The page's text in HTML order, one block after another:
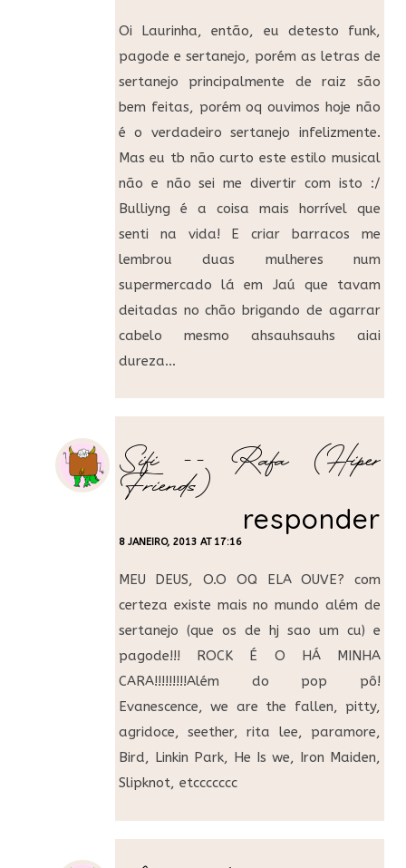
Oi Laurinha, então, eu detesto funk,
pagode e sertanejo, porém as letras de
sertanejo principalmente de raiz são
bem feitas, porém oq ouvimos hoje não
é o verdadeiro sertanejo infelizmente.
Mas eu tb não curto este estilo musical
não e não sei me divertir com isto :/
Bulliyng é a coisa mais horrível que
senti na vida! E criar barracos me
lembrou duas mulheres num
supermercado lá em Jaú que tavam
deitadas no chão brigando de agarrar
cabelo mesmo ahsauhsauhs aiai
dureza…
Sifi -- Rafa (Hiper
Friends)
8 JANEIRO, 2013 AT 17:16
responder
MEU DEUS, O.O OQ ELA OUVE? com
certeza existe mais no mundo além de
sertanejo (que os de hj sao um cu) e
pagode!!! ROCK É O HÁ MINHA
CARA!!!!!!!!!Além do pop pô!
Evanescence, we are the fallen, pitty,
agridoce, seether, rita lee, paramore,
Bird, Linkin Park, He Is we, Iron Maiden,
Slipknot, etccccccc